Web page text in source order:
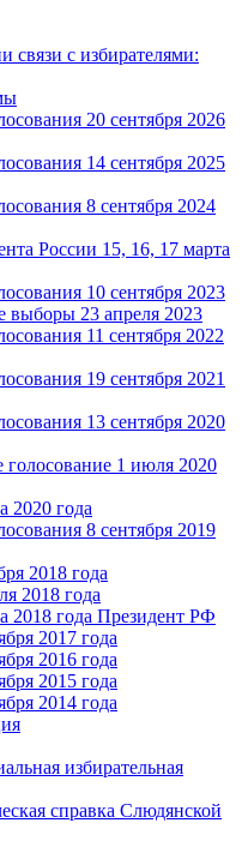
связи с избирателями:
20 сентября 2026
14 сентября 2025
8 сентября 2024
России 15, 16, 17 марта
10 сентября 2023
выборы 23 апреля 2023
11 сентября 2022
19 сентября 2021
13 сентября 2020
голосование 1 июля 2020
2020 года
8 сентября 2019
2018 года
2018 года
2018 года Президент РФ
2017 года
2016 года
2015 года
2014 года
избирательная
справка Слюдянской